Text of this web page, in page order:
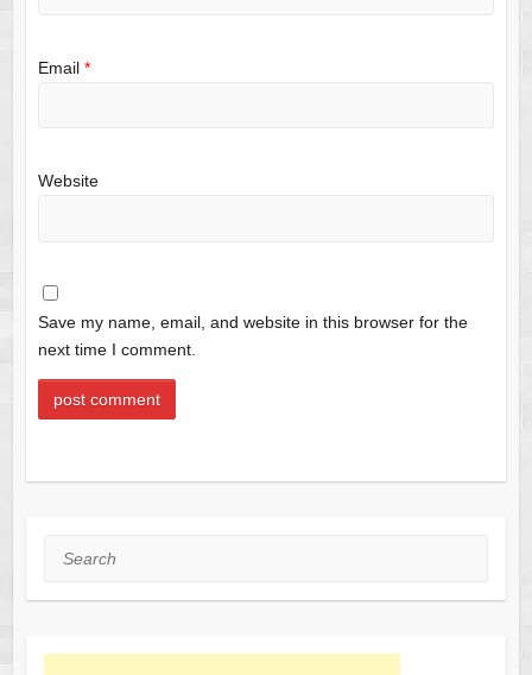
Email *
Website
Save my name, email, and website in this browser for the
next time I comment.
Search